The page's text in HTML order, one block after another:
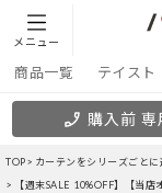
メニュー
商品一覧 テイスト
購入前 専
TOP カーテンをシリーズごとに
【週末SALE 10%OFF】【当